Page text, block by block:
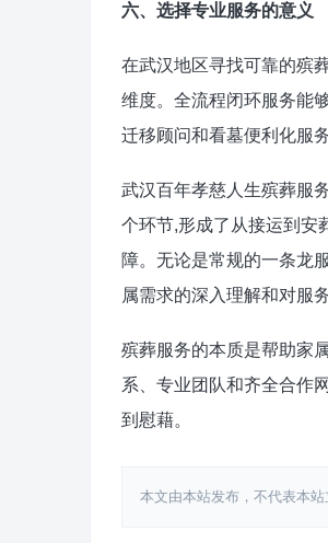
六、选择专业服务的意义
在武汉地区寻找可靠的殡
维度。全流程闭环服务能
迁移顾问和看墓便利化服
武汉百年孝慈人生殡葬服
个环节,形成了从接运到安
障。无论是常规的一条龙
属需求的深入理解和对服
殡葬服务的本质是帮助家
系、专业团队和齐全合作
到慰藉。
本文由本站发布，不代表本